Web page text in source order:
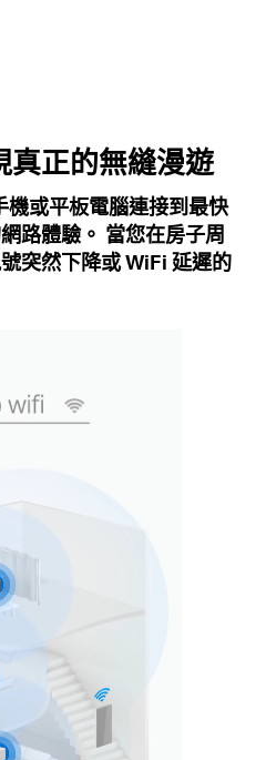
真正的無縫漫遊
或平板電腦連接到最快
路體驗。 當您在房子周
突然下降或 WiFi 延遲的